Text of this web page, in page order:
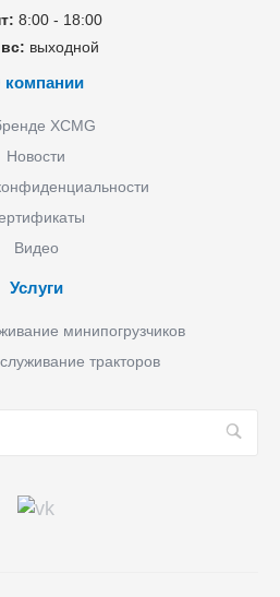
8:00 - 18:00
выходной
компании
XCMG
Новости
Видео
Услуги
минипогрузчиков
тракторов